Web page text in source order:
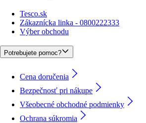
Tesco.sk
Zákaznícka linka - 0800222333
Výber obchodu
Potrebujete pomoc?
Cena doručenia
Bezpečnosť pri nákupe
Všeobecné obchodné podmienky
Ochrana súkromia